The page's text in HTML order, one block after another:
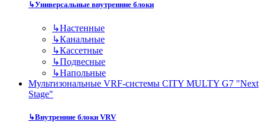
↳Универсальные внутренние блоки
↳Настенные
↳Канальные
↳Кассетные
↳Подвесные
↳Напольные
Мультизональные VRF-системы CITY MULTY G7 "Next
Stage"
↳Внутренние блоки VRV